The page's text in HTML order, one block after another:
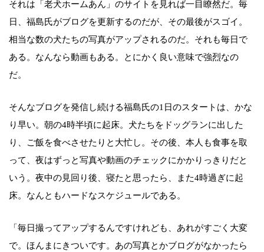
それは「老犬ホームあん」のサイトを見れば一目瞭然だ。毎
日、福島氏がブログを更新するのだが、その最後がスゴイ。
相当な数の犬たちの写真がアップされるのだ。それも毎日で
ある。なんなら動画もある。とにかく良い意味で強烈なの
だ。
そんなブログを発信し続ける福島氏の1日のスタートは、かな
り早い。朝の4時半頃に起床。犬たちをドッグランに出した
り、ご飯を食べさせたりと大忙し。その後、本人も食事を取
って、夜はずっと写真や動画のチェックにかかりっきりだと
いう。夜中の見回り後、寝たと思ったら、また4時過ぎに起
床。なんともハードなスケジュールである。
「毎日撮ってアップするんですけれども、あれがすごく大変
で。ほんまにきついです。あの写真とかブログがなかったら